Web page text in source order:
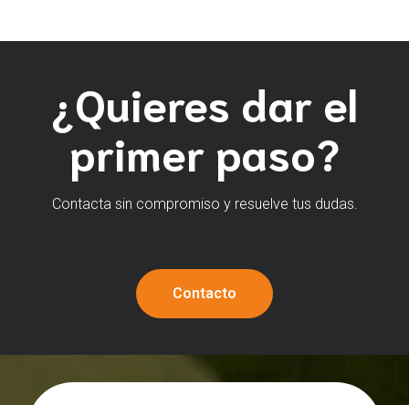
¿Quieres dar el
primer paso?
Contacta sin compromiso y resuelve tus dudas.
Contacto